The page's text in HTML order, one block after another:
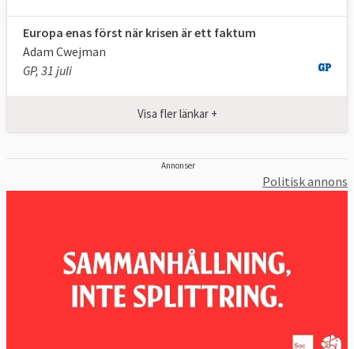
Europa enas först när krisen är ett faktum
Adam Cwejman
GP, 31 juli
Visa fler länkar +
Annonser
Politisk annons